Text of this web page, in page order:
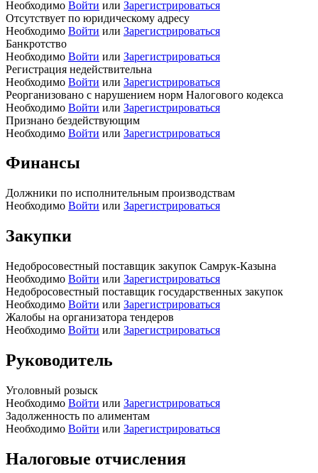
Необходимо Войти или Зарегистрироваться
Отсутствует по юридическому адресу
Необходимо Войти или Зарегистрироваться
Банкротство
Необходимо Войти или Зарегистрироваться
Регистрация недействительна
Необходимо Войти или Зарегистрироваться
Реорганизовано с нарушением норм Налогового кодекса
Необходимо Войти или Зарегистрироваться
Признано бездействующим
Необходимо Войти или Зарегистрироваться
Финансы
Должники по исполнительным производствам
Необходимо Войти или Зарегистрироваться
Закупки
Недобросовестный поставщик закупок Самрук-Казына
Необходимо Войти или Зарегистрироваться
Недобросовестный поставщик государственных закупок
Необходимо Войти или Зарегистрироваться
Жалобы на организатора тендеров
Необходимо Войти или Зарегистрироваться
Руководитель
Уголовный розыск
Необходимо Войти или Зарегистрироваться
Задолженность по алиментам
Необходимо Войти или Зарегистрироваться
Налоговые отчисления